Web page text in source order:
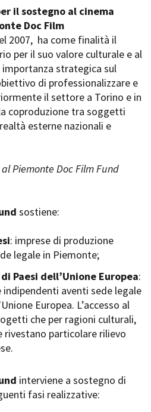
Guarda che storia!
La Grazia - Immagini e
location della Torino di Paolo
Sorrentino
Open Day
Ciak in TOur!
FESTIVAL, MARKETS,
AWARDS
International Film Festival
Festival de Cannes
Locarno Film Festival
Cinematografica Venezia
Toronto International Film
Festa del Cinema di Roma
Torino Film Festival
David di Donatello
Nastri d’Argento
Premio Solinas
Location - Accedi al tuo
profilo
il sostegno al cinema
Doc Film
2007, ha come finalità il
per il suo valore culturale e al
strategica sul
di professionalizzare e
il settore a Torino e in
coproduzione tra soggetti
esterne nazionali e
Piemonte Doc Film Fund
sostiene:
: imprese di produzione
legale in Piemonte;
Paesi dell’Unione Europea:
aventi sede legale
Europea. L’accesso al
che per ragioni culturali,
particolare rilievo
interviene a sostegno di
fasi realizzative: